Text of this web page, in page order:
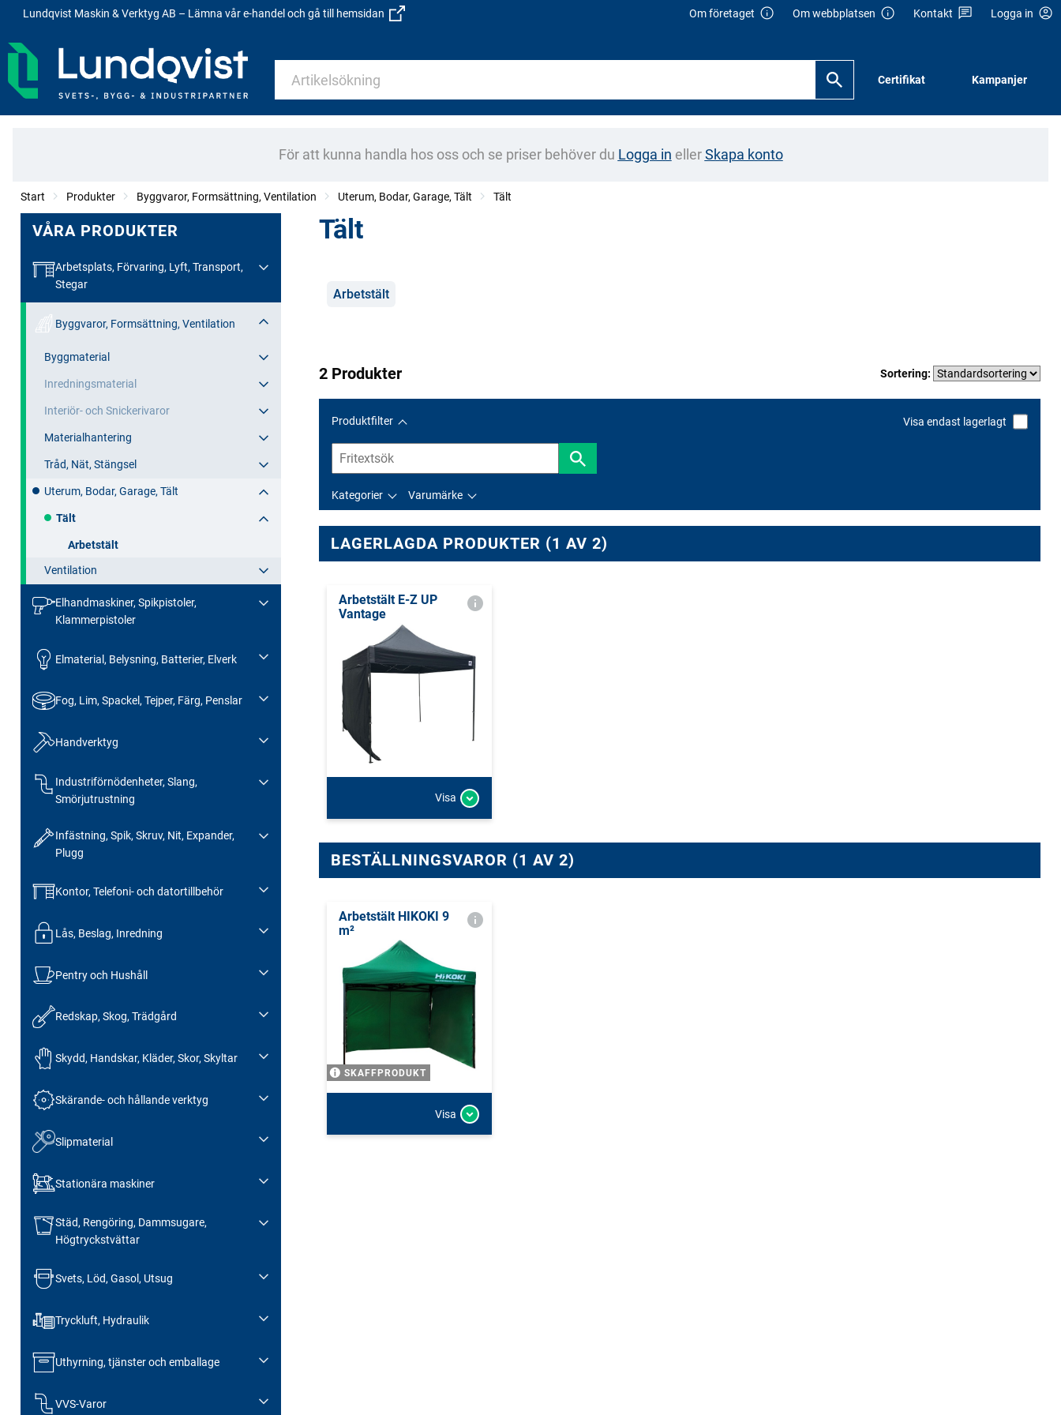
Lundqvist Maskin & Verktyg AB – Lämna vår e-handel och gå till hemsidan Om företaget Om webbplatsen Kontakt Logga in
Certifikat Kampanjer
För att kunna handla hos oss och se priser behöver du Logga in ellerSkapa konto
Start Produkter Byggvaror, Formsättning, Ventilation Uterum, Bodar, Garage, Tält Tält
VÅRA PRODUKTER
Arbetsplats, Förvaring, Lyft, Transport,
Stegar
Byggvaror, Formsättning, Ventilation
Byggmaterial
Inredningsmaterial
Interiör- och Snickerivaror
Materialhantering
Tråd, Nät, Stängsel
Uterum, Bodar, Garage, Tält
Tält
Arbetstält
Ventilation
Elhandmaskiner, Spikpistoler,
Klammerpistoler
Elmaterial, Belysning, Batterier, Elverk
Fog, Lim, Spackel, Tejper, Färg, Penslar
Handverktyg
Industriförnödenheter, Slang,
Smörjutrustning
Infästning, Spik, Skruv, Nit, Expander,
Plugg
Kontor, Telefoni- och datortillbehör
Lås, Beslag, Inredning
Pentry och Hushåll
Redskap, Skog, Trädgård
Skydd, Handskar, Kläder, Skor, Skyltar
Skärande- och hållande verktyg
Slipmaterial
Stationära maskiner
Städ, Rengöring, Dammsugare,
Högtryckstvättar
Svets, Löd, Gasol, Utsug
Tryckluft, Hydraulik
Uthyrning, tjänster och emballage
VVS-Varor
Tält
Kategorier
Arbetstält
2 Produkter Sortering:
Produktfilter Visa endast lagerlagt
Kategorier Varumärke
LAGERLAGDA PRODUKTER (1 AV 2)
Arbetstält E-Z UP
Vantage
Visa
BESTÄLLNINGSVAROR (1 AV 2)
Arbetstält HIKOKI 9
m²
SKAFFPRODUKT
Visa